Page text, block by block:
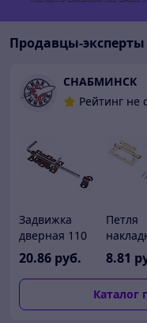
Продавцы-эксперты
СНАБМИНСК
Рейтинг не
Задвижка
дверная 110
мм Г-обр,
бронза
STARFIX
20.86 руб.
Петля
100х75
2,5мм
(2 шт)
(УЗК)
8.81
Каталог